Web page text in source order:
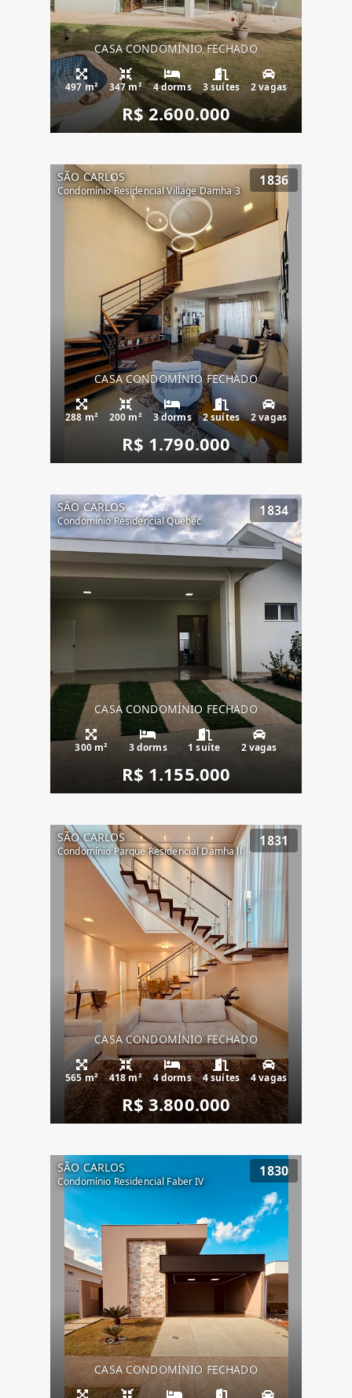
CASA CONDOMÍNIO FECHADO
497 m² 347 m² 4 dorms 3 suítes 2 vagas
R$ 2.600.000
SÃO CARLOS
Condomínio Residencial Village Damha 3
1836
CASA CONDOMÍNIO FECHADO
288 m² 200 m² 3 dorms 2 suítes 2 vagas
R$ 1.790.000
SÃO CARLOS
Condomínio Residencial Quebec
1834
CASA CONDOMÍNIO FECHADO
300 m² 3 dorms 1 suíte 2 vagas
R$ 1.155.000
SÃO CARLOS
Condomínio Parque Residencial Damha ll
1831
CASA CONDOMÍNIO FECHADO
565 m² 418 m² 4 dorms 4 suítes 4 vagas
R$ 3.800.000
SÃO CARLOS
Condomínio Residencial Faber IV
1830
CASA CONDOMÍNIO FECHADO